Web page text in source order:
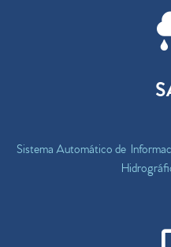
Sistema Automático de